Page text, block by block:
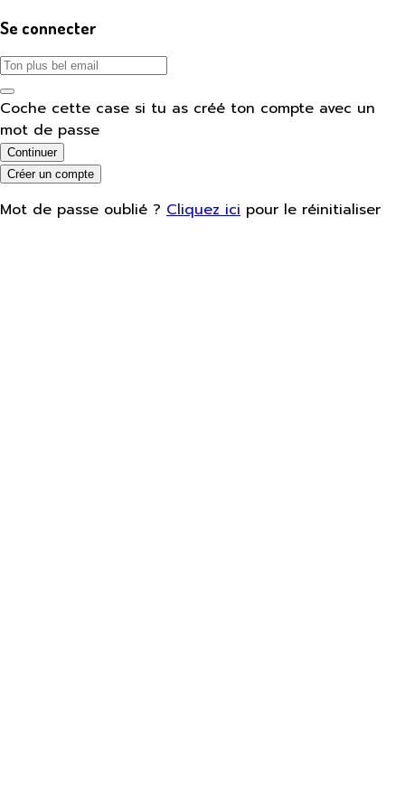
Se connecter
Coche cette case si tu as créé ton compte avec un
mot de passe
Continuer
Créer un compte
Mot de passe oublié ? Cliquez ici pour le réinitialiser